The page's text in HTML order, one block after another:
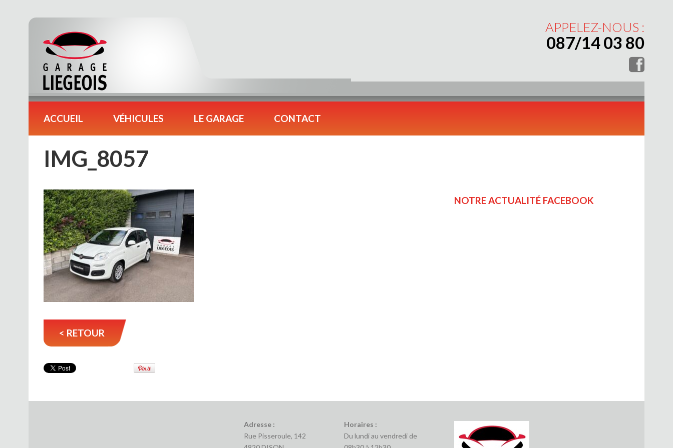
APPELEZ-NOUS :
087/14 03 80
ACCUEIL VÉHICULES LE GARAGE CONTACT
IMG_8057
< RETOUR
NOTRE ACTUALITÉ FACEBOOK
Adresse :
Rue Pisseroule, 142
Horaires :
Du lundi au vendredi de